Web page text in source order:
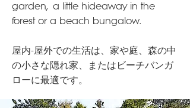
garden, a little hideaway in the
forest or a beach bungalow.
屋内-屋外での生活は、家や庭、森の中
の小さな隠れ家、またはビーチバンガ
ローに最適です。